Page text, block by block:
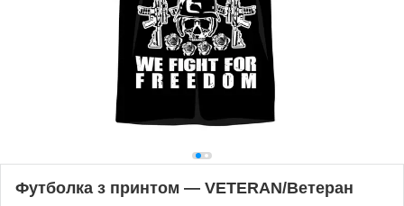
Футболка з принтом — VETERAN/Ветеран